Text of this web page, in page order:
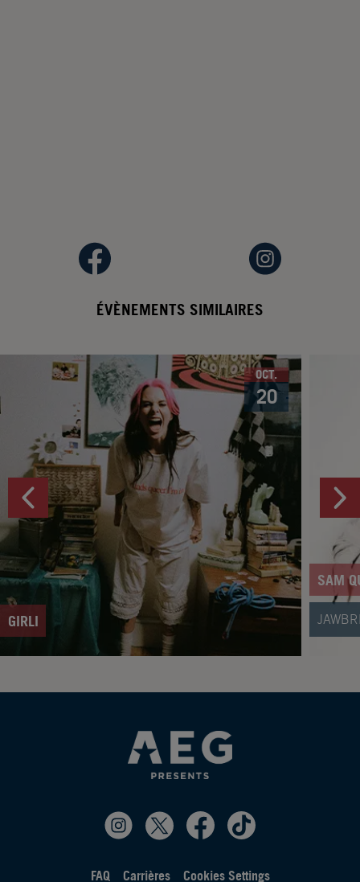
ÉVÈNEMENTS SIMILAIRES
GIRLI
OCT.
20
SAM
FAQ Carrières Cookies Settings